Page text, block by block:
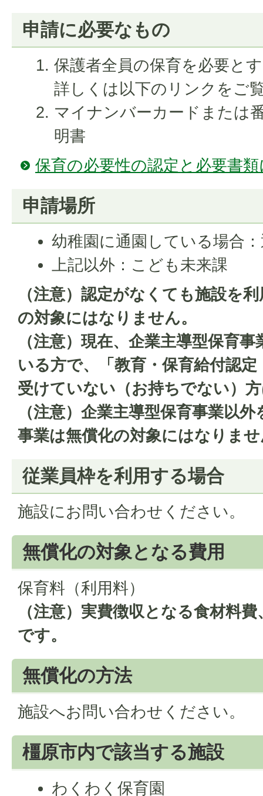
申請に必要なもの
保護者全員の保育を必要と
詳しくは以下のリンクをご
マイナンバーカードまたは
明書
保育の必要性の認定と必要書
申請場所
幼稚園に通園している場合
上記以外：こども未来課
（注意）認定がなくても施設を
の対象にはなりません。
（注意）現在、企業主導型保育
いる方で、「教育・保育給付認
受けていない（お持ちでない）
（注意）企業主導型保育事業以
事業は無償化の対象にはなりま
従業員枠を利用する場合
施設にお問い合わせください。
無償化の対象となる費用
保育料（利用料）
（注意）実費徴収となる食材料
です。
無償化の方法
施設へお問い合わせください。
橿原市内で該当する施設
わくわく保育園